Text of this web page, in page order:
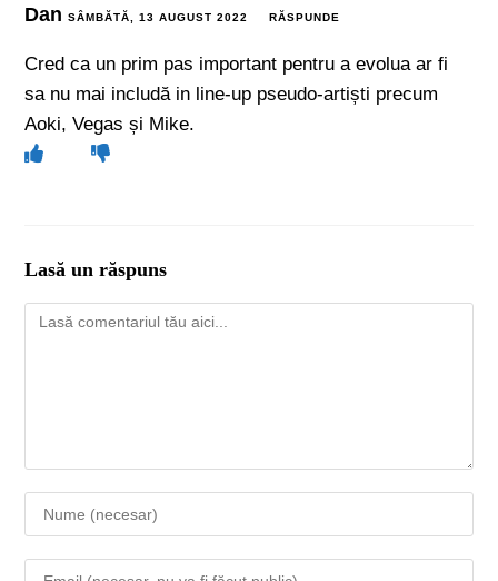
DanSÂMBĂTĂ, 13 AUGUST 2022 RĂSPUNDE
Cred ca un prim pas important pentru a evolua ar fi
sa nu mai includă in line-up pseudo-artiști precum
Aoki, Vegas și Mike.
Lasă un răspuns